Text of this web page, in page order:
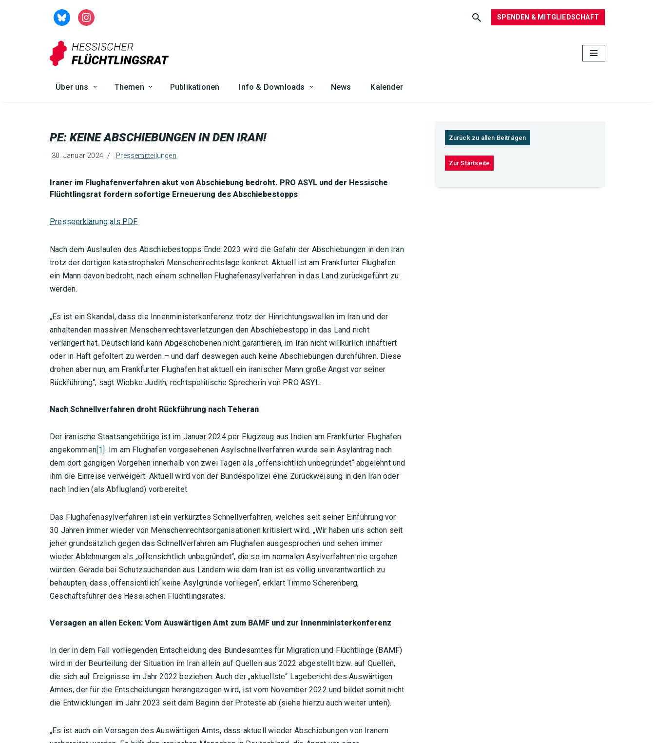
SPENDEN & MITGLIEDSCHAFT
Über uns Themen Publikationen Info & Downloads News Kalender
PE: KEINE ABSCHIEBUNGEN IN DEN IRAN!
30. Januar 2024 Pressemitteilungen
Iraner im Flughafenverfahren akut von Abschiebung bedroht. PRO ASYL und der Hessische
Flüchtlingsrat fordern sofortige Erneuerung des Abschiebestopps
Presseerklärung als PDF
Nach dem Auslaufen des Abschiebestopps Ende 2023 wird die Gefahr der Abschiebungen in den Iran
trotz der dortigen katastrophalen Menschenrechtslage konkret. Aktuell ist am Frankfurter Flughafen
ein Mann davon bedroht, nach einem schnellen Flughafenasylverfahren in das Land zurückgeführt zu
werden.
„Es ist ein Skandal, dass die Innenministerkonferenz trotz der Hinrichtungswellen im Iran und der
anhaltenden massiven Menschenrechtsverletzungen den Abschiebestopp in das Land nicht
verlängert hat. Deutschland kann Abgeschobenen nicht garantieren, im Iran nicht willkürlich inhaftiert
oder in Haft gefoltert zu werden – und darf deswegen auch keine Abschiebungen durchführen. Diese
drohen aber nun, am Frankfurter Flughafen hat aktuell ein iranischer Mann große Angst vor seiner
Rückführung“, sagt Wiebke Judith, rechtspolitische Sprecherin von PRO ASYL.
Nach Schnellverfahren droht Rückführung nach Teheran
Der iranische Staatsangehörige ist im Januar 2024 per Flugzeug aus Indien am Frankfurter Flughafen
angekommen[1] . Im am Flughafen vorgesehenen Asylschnellverfahren wurde sein Asylantrag nach
dem dort gängigen Vorgehen innerhalb von zwei Tagen als „offensichtlich unbegründet“ abgelehnt und
ihm die Einreise verweigert. Aktuell wird von der Bundespolizei eine Zurückweisung in den Iran oder
nach Indien (als Abflugland) vorbereitet.
Das Flughafenasylverfahren ist ein verkürztes Schnellverfahren, welches seit seiner Einführung vor
30 Jahren immer wieder von Menschenrechtsorganisationen kritisiert wird. „Wir haben uns schon seit
jeher grundsätzlich gegen das Schnellverfahren am Flughafen ausgesprochen und sehen immer
wieder Ablehnungen als „offensichtlich unbegründet“, die so im normalen Asylverfahren nie ergehen
würden. Gerade bei Schutzsuchenden aus Ländern wie dem Iran ist es völlig unverantwortlich zu
behaupten, dass ‚offensichtlich‘ keine Asylgründe vorliegen“, erklärt Timmo Scherenberg,
Geschäftsführer des Hessischen Flüchtlingsrates.
Versagen an allen Ecken: Vom Auswärtigen Amt zum BAMF und zur Innenministerkonferenz
In der in dem Fall vorliegenden Entscheidung des Bundesamtes für Migration und Flüchtlinge (BAMF)
wird in der Beurteilung der Situation im Iran allein auf Quellen aus 2022 abgestellt bzw. auf Quellen,
die sich auf Ereignisse im Jahr 2022 beziehen. Auch der „aktuellste“ Lagebericht des Auswärtigen
Amtes, der für die Entscheidungen herangezogen wird, ist vom November 2022 und bildet somit nicht
die Entwicklungen im Jahr 2023 seit dem Beginn der Proteste ab (siehe hierzu auch weiter unten).
„Es ist auch ein Versagen des Auswärtigen Amts, dass aktuell wieder Abschiebungen von Iranern
Zurück zu allen Beiträgen
Zur Startseite